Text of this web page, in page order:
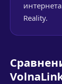
Reality.